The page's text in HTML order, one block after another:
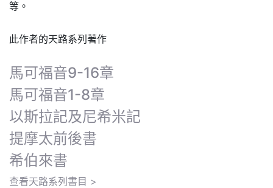
等。
此作者的天路系列著作
馬可福音9-16章
馬可福音1-8章
以斯拉記及尼希米記
提摩太前後書
希伯來書
查看天路系列書目 >